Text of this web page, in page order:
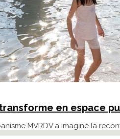
en espace
MVRDV a imaginé la